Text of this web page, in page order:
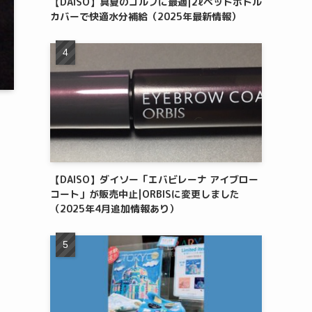
カバーで快適水分補給（2025年最新情報）
【DAISO】ダイソー「エバビレーナ アイブロー
コート」が販売中止|ORBISに変更しました
（2025年4月追加情報あり）